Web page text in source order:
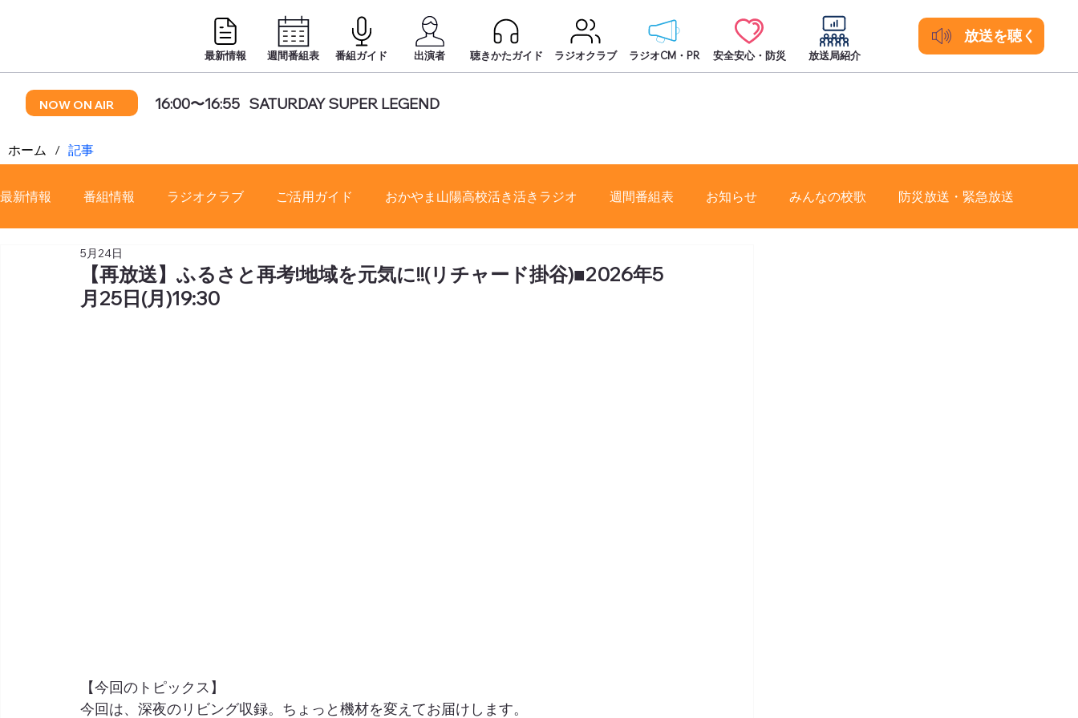
ホーム / 記事
NOW ON AIR 16:00〜16:55 SATURDAY SUPER LEGEND
最新情報 週間番組表 番組ガイド 出演者 聴きかたガイド ラジオクラブ ラジオCM・PR 安全安心・防災 放送局紹介
放送を聴く
最新情報 番組情報 ラジオクラブ ご活用ガイド おかやま山陽高校活き活きラジオ 週間番組表 お知らせ みんなの校歌 防災放送・緊急放送
番組審議会
【再放送】ふるさと再考!地域を元気に!!(リチャード掛谷)■2026年5
月25日(月)19:30
5月24日
【今回のトピックス】
今回は、深夜のリビング収録。ちょっと機材を変えてお届けします。